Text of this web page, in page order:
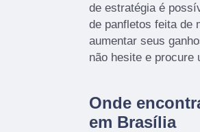
de estratégia é
de panfletos feita de
aumentar seus
não hesite e procure
Onde
em Brasília